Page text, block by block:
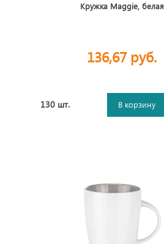
Кружка Maggie, белая
136,67 руб.
130 шт. В корзину